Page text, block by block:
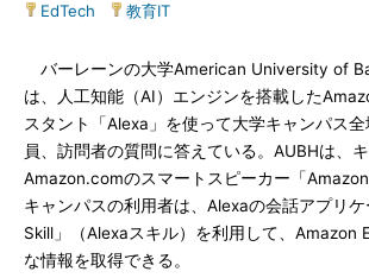
EdTech 教育IT
バーレーンの大学American University of
は、人工知能（AI）エンジンを搭載した
スタント「Alexa」を使って大学キャンパス
員、訪問者の質問に答えている。AUBHは、
Amazon.comのスマートスピーカー「Amazon
キャンパスの利用者は、Alexaの会話アプリ
Skill」（Alexaスキル）を利用して、Amazon
な情報を取得できる。